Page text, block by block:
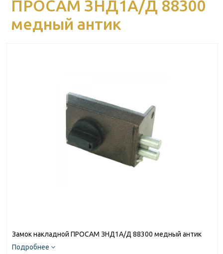
ПРОСАМ ЗНД1А/Д 88300
медный антик
Замок накладной ПРОСАМ ЗНД1А/Д 88300 медный антик
Подробнее